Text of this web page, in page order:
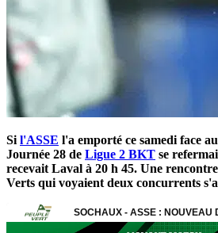
Si l'ASSE l'a emporté ce samedi face
Journée 28 de Ligue 2 BKT se
recevait Laval à 20 h 45. Une
Verts qui voyaient deux concurrents